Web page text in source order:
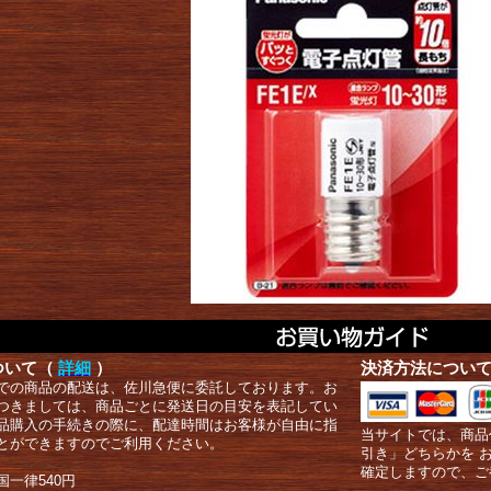
いて（ 詳細 ）
の商品の配送は、佐川急便に委託しております。お
きましては、商品ごとに発送日の目安を表記してい
購入の手続きの際に、配達時間はお客様が自由に指
ができますのでご利用ください。
一律540円
決済方法につい
当サイトでは、商
引き」どちらかを
確定しますので、